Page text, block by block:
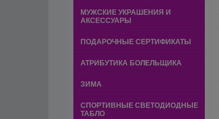
МУЖСКИЕ УКРАШЕНИЯ И
АКСЕССУАРЫ
ПОДАРОЧНЫЕ СЕРТИФИКАТЫ
АТРИБУТИКА БОЛЕЛЬЩИКА
ЗИМА
СПОРТИВНЫЕ СВЕТОДИОДНЫЕ
ТАБЛО